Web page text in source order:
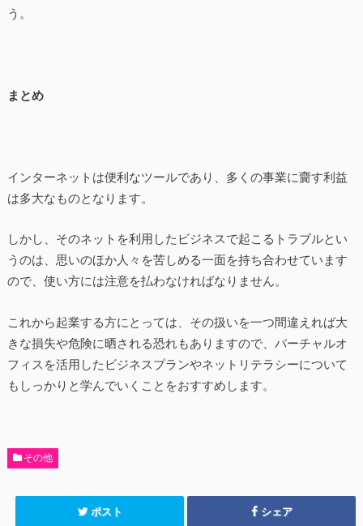
う。
まとめ
インターネットは便利なツールであり、多くの事業に齎す利益
は多大なものとなります。
しかし、そのネットを利用したビジネスで起こるトラブルとい
うのは、思いのほか人々を苦しめる一面を持ち合わせています
ので、使い方には注意を払わなければなりません。
これから起業する方にとっては、その扱いを一つ間違えれば大
きな損失や危険に晒される恐れもありますので、バーチャルオ
フィスを活用したビジネスプランやネットリテラシーについて
もしっかりと学んでいくことをおすすめします。
その他
ポスト シェア